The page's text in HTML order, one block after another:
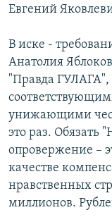
Евгений
В иске -
Анатолия
"Правда
унижающими
это раз. Обязать
опровержение –
качестве
нравственных
миллионов.